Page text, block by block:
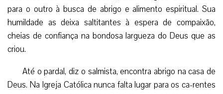
para o outro à busca de abrigo e alimento espiritual. Sua
humildade as deixa saltitantes à espera de compaixão,
cheias de confiança na bondosa largueza do Deus que as
criou.
Até o pardal, diz o salmista, encontra abrigo na casa de
Deus. Na Igreja Católica nunca falta lugar para os ca-rentes